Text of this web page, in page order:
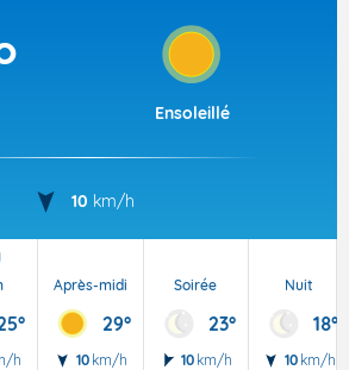
Ensoleillé
10 km/h
h
Après-midi
29°
10 km/h
Soirée
23°
10 km/h
Nuit
18°
10 km/h